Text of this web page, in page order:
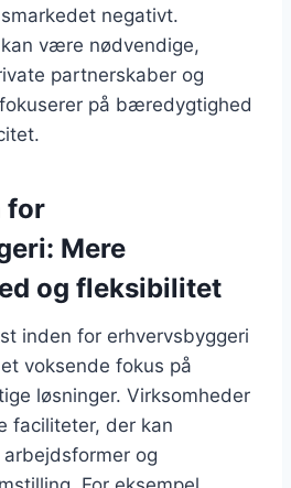
negativt.
være nødvendige,
partnerskaber og
på bæredygtighed
for
Mere
og fleksibilitet
inden for erhvervsbyggeri
voksende fokus på
løsninger. Virksomheder
faciliteter, der kan
og